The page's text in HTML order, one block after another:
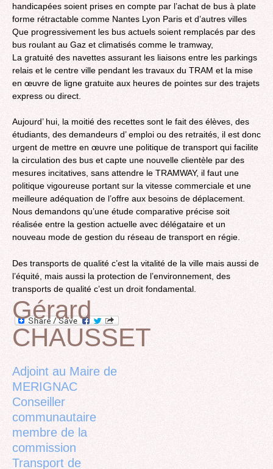
handicapées soient prises en compte par l’achat de bus à plate
forme rétractable comme Nantes Lyon Paris et d’autres villes
Que progressivement les bus actuels soient remplacés par des
bus roulant au Gaz et climatisés comme le tramway,
La gratuité des navettes assurant les liaisons entre les parkings
relais et le centre ville pendant les travaux du TRAM et la mise
en œuvre de ligne gratuite aux heures de pointes sur des trajets
express ou direct.
Aujourd’ hui, la moitié des recettes sont le fait des élèves, des
étudiants, des demandeurs d’ emploi ou des retraités, il est donc
urgent de mettre en œuvre une politique de transport qui facilite
la circulation des bus et capte une nouvelle clientèle par des
mesures incitatives, sans attendre le TRAMWAY, il faut une
politique vigoureuse portant sur la vitesse commerciale et une
meilleure adéquation de l’offre aux besoins de déplacement.
Nous demandons qu’une étude comparative précise soit
réalisée entre la gestion actuelle avec délégataire et un
nouveau mode de gestion du réseau de transport en régie.
Des transports de qualité c’est la vitalité de la ville mais aussi de
l’équité, mais aussi la protection de l’environnement, des
transports de qualité c’est un droit fondamental.
Back
to
Gérard
CHAUSSET
Adjoint au Maire de
MERIGNAC
Conseiller
communautaire
membre de la
commission
Transport de